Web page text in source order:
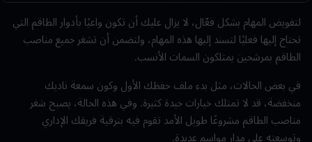
لتفويض المهام بشكلفعّال، لا يزال عليك أن تكون واعيًا بأدوارالطاقمالتي
تحتاج إليها فعليًا لتسند إليها هذه المهام، ولتضمن أن تشغر جميع مناصب
الطاقمبمرشحين يمتلكون السمات الأنسب.
في بعض الحالات، مثل بدء ملف حفظك الأول وكون سمعة ناديك
منخفضة، قد لا تمتلك خيارات جيدة كثيرة. وفي هذه الحالة، يصبح شغر
مناصبالطاقممشروعًا طويل الأمد تقوم فيه بترقية فريقك الإداري